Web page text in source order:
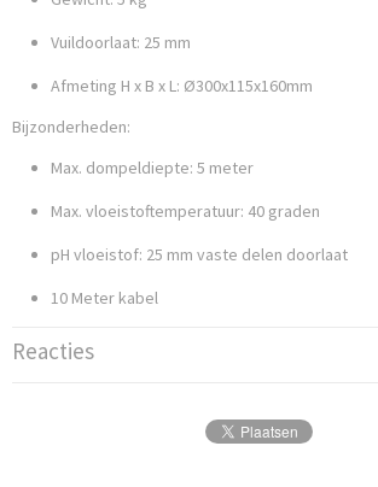
Vuildoorlaat: 25 mm
Afmeting H x B x L: Ø300x115x160mm
Bijzonderheden:
Max. dompeldiepte: 5 meter
Max. vloeistoftemperatuur: 40 graden
pH vloeistof: 25 mm vaste delen doorlaat
10 Meter kabel
Reacties